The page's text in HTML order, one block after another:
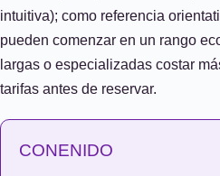
intuitiva); como referencia
pueden comenzar en un rango
largas o especializadas costar
tarifas antes de reservar.
CONENIDO